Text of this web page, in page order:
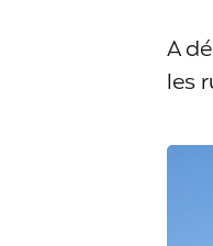
A
les